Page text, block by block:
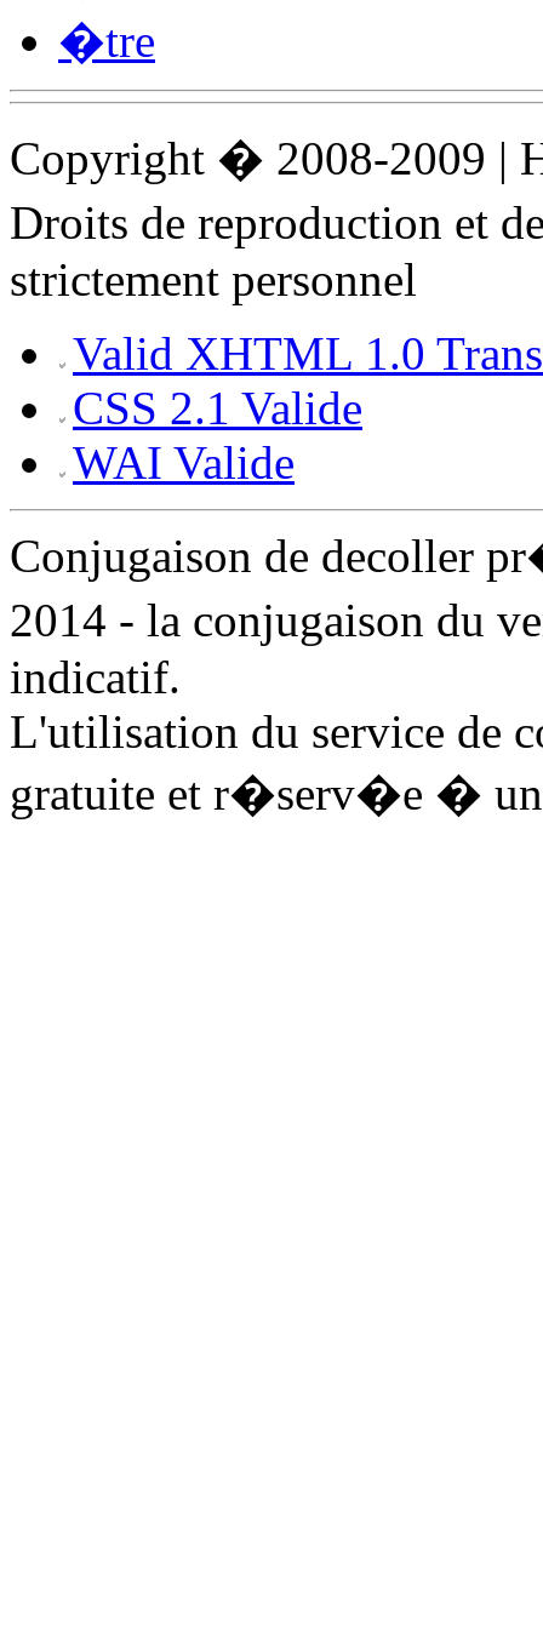
�tre
Copyright � 2008-2009 |
Droits de reproduction et
strictement personnel
Valid XHTML 1.0
CSS 2.1 Valide
WAI Valide
Conjugaison de decoller
2014 - la conjugaison du
indicatif.
L'utilisation du service de
gratuite et r�serv�e � un